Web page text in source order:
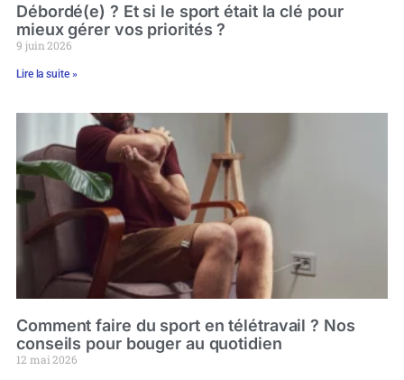
Débordé(e) ? Et si le sport était la clé pour
mieux gérer vos priorités ?
9 juin 2026
Lire la suite »
Comment faire du sport en télétravail ? Nos
conseils pour bouger au quotidien
12 mai 2026